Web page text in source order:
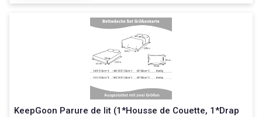
KeepGoon Parure de lit (1*Housse de Couette, 1*Drap